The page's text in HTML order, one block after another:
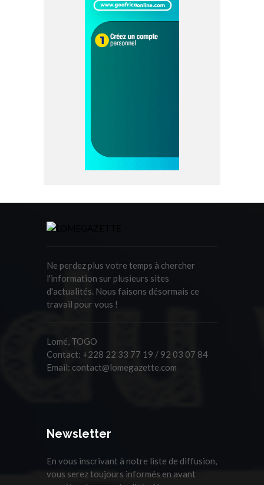
Ne perdez plus votre temps à chercher
l'information sur plusieurs sites
d'actualités. Nous faisons désormais ce
travail pour vous !
Lomé, TOGO
Contact: +228 22 33 77 19 / 92 03 07 84
Email: contact@lomegazette.com
Newsletter
En vous inscrivant à notre liste de diffusion,
vous serez toujours informés en avant